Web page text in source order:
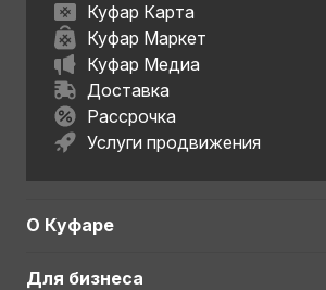
Куфар Карта
Куфар Маркет
Куфар Медиа
Доставка
Рассрочка
Услуги продвижения
О Куфаре
Для бизнеса